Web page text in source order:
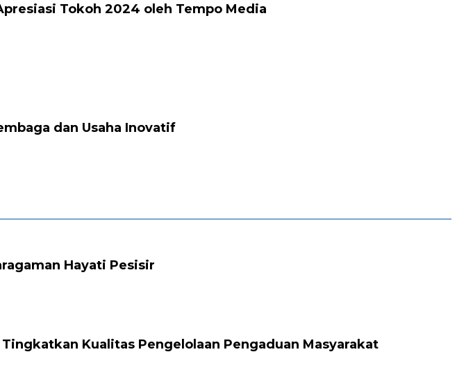
Tokoh 2024 oleh Tempo Media
dan Usaha Inovatif
Hayati Pesisir
Kualitas Pengelolaan Pengaduan Masyarakat